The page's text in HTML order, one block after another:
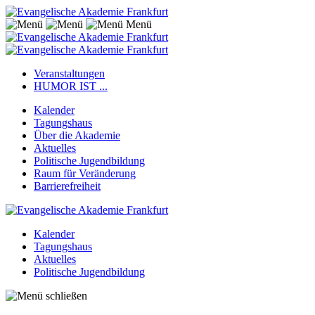
Menü
Veranstaltungen
HUMOR IST ...
Kalender
Tagungshaus
Über die Akademie
Aktuelles
Politische Jugendbildung
Raum für Veränderung
Barrierefreiheit
Kalender
Tagungshaus
Aktuelles
Politische Jugendbildung